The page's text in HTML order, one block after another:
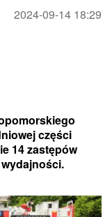
2024-09-14 18:29
części
14 zastępów